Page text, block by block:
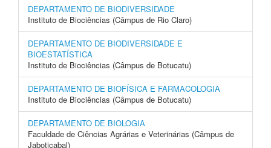
DEPARTAMENTO DE BIODIVERSIDADE
Instituto de Biociências (Câmpus de Rio Claro)
DEPARTAMENTO DE BIODIVERSIDADE E
BIOESTATÍSTICA
Instituto de Biociências (Câmpus de Botucatu)
DEPARTAMENTO DE BIOFÍSICA E FARMACOLOGIA
Instituto de Biociências (Câmpus de Botucatu)
DEPARTAMENTO DE BIOLOGIA
Faculdade de Ciências Agrárias e Veterinárias (Câmpus de
Jaboticabal)